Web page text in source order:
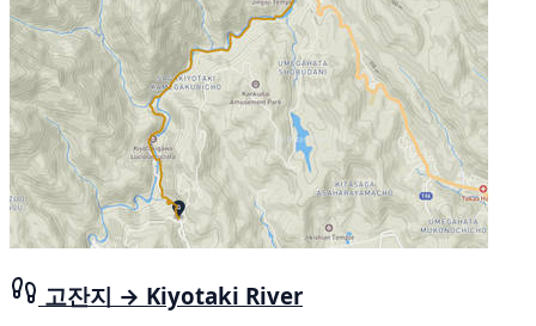
고잔지 → Kiyotaki River